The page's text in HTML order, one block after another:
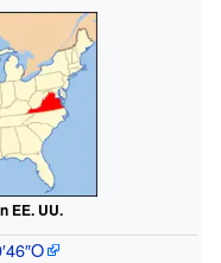
EE. UU.